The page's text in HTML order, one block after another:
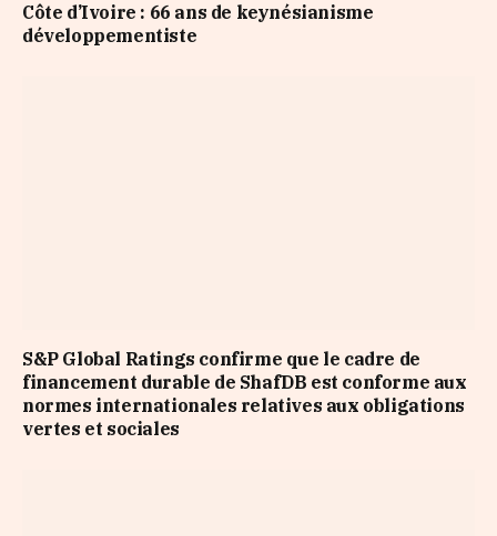
Côte d’Ivoire : 66 ans de keynésianisme
développementiste
S&P Global Ratings confirme que le cadre de
financement durable de ShafDB est conforme aux
normes internationales relatives aux obligations
vertes et sociales